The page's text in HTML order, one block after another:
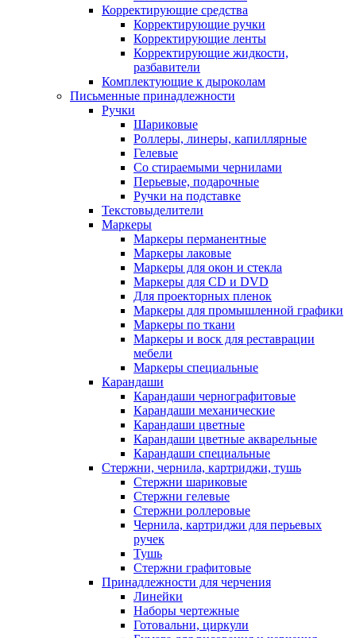
Корректирующие средства
Корректирующие ручки
Корректирующие ленты
Корректирующие жидкости,
разбавители
Комплектующие к дыроколам
Письменные принадлежности
Ручки
Шариковые
Роллеры, линеры, капиллярные
Гелевые
Со стираемыми чернилами
Перьевые, подарочные
Ручки на подставке
Текстовыделители
Маркеры
Маркеры перманентные
Маркеры лаковые
Маркеры для окон и стекла
Маркеры для CD и DVD
Для проекторных пленок
Маркеры для промышленной графики
Маркеры по ткани
Маркеры и воск для реставрации
мебели
Маркеры специальные
Карандаши
Карандаши чернографитовые
Карандаши механические
Карандаши цветные
Карандаши цветные акварельные
Карандаши специальные
Стержни, чернила, картриджи, тушь
Стержни шариковые
Стержни гелевые
Стержни роллеровые
Чернила, картриджи для перьевых
ручек
Тушь
Стержни графитовые
Принадлежности для черчения
Линейки
Наборы чертежные
Готовальни, циркули